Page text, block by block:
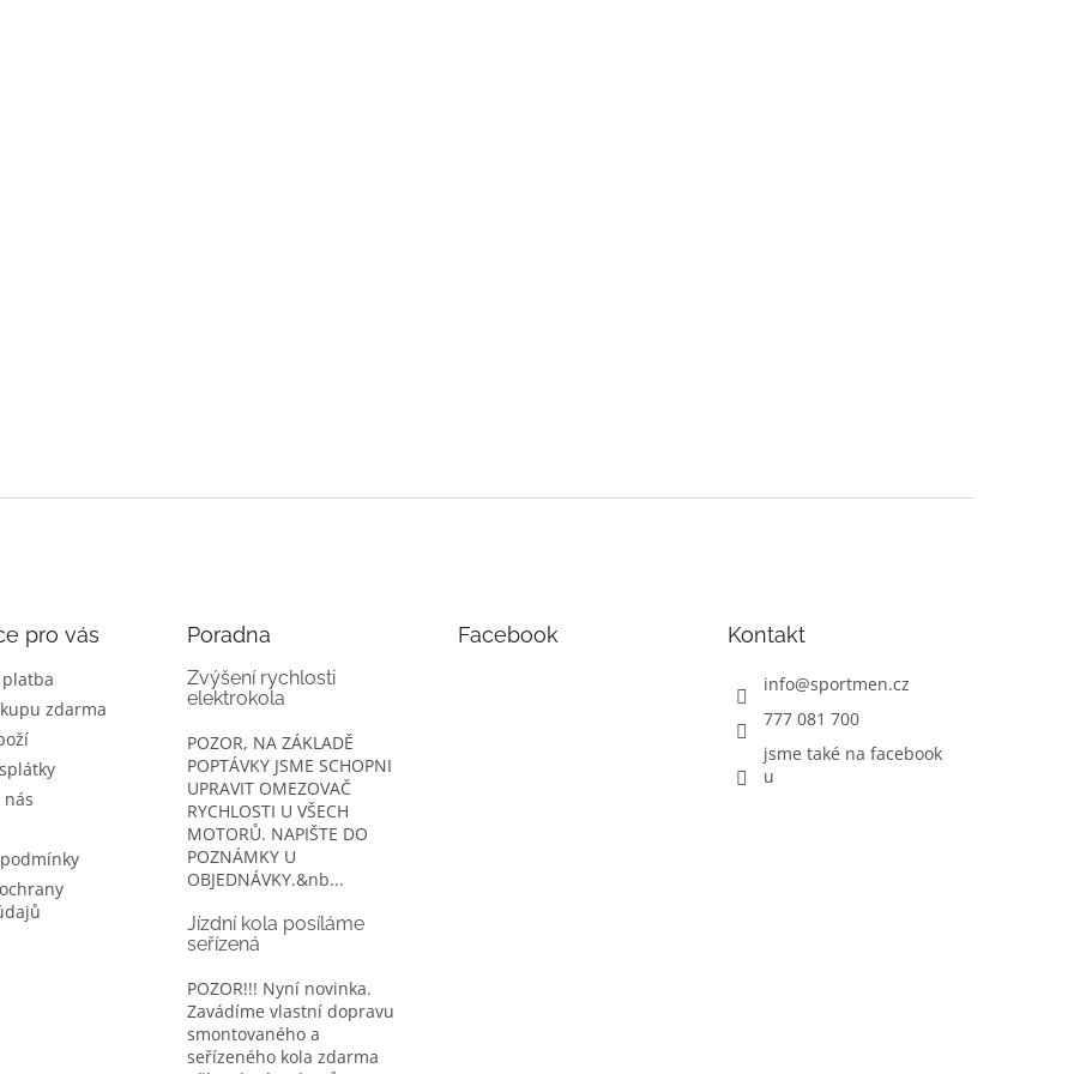
pro vás
zdarma
Poradna
Zvýšení rychlosti
elektrokola
POZOR, NA ZÁKLADĚ
POPTÁVKY JSME SCHOPNI
UPRAVIT OMEZOVAČ
RYCHLOSTI U VŠECH
MOTORŮ. NAPIŠTE DO
POZNÁMKY U
OBJEDNÁVKY.&nb...
Jízdní kola posíláme
seřízená
POZOR!!! Nyní novinka.
Zavádíme vlastní dopravu
smontovaného a
seřízeného kola zdarma
Facebook Kontakt
info@sportmen.cz
777 081 700
jsme také na facebook
u